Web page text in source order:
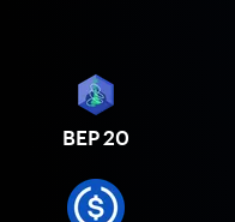
BEP 20